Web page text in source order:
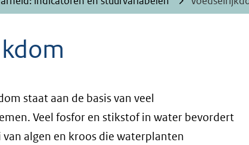
staat aan de basis van veel
Veel fosfor en stikstof in water bevordert
algen en kroos die waterplanten